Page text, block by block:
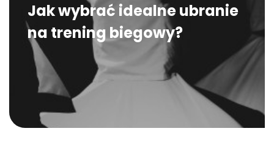
Jak wybrać idealne ubranie
na trening biegowy?